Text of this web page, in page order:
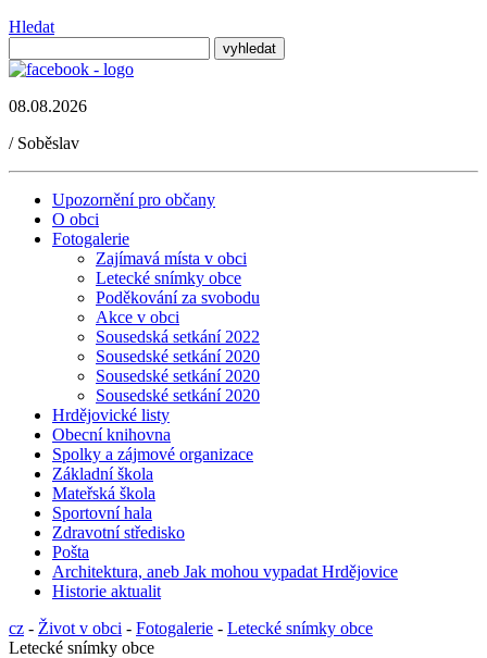
Hledat
08.08.2026
/Soběslav
Upozornění pro občany
O obci
Fotogalerie
Zajímavá místa v obci
Letecké snímky obce
Poděkování za svobodu
Akce v obci
Sousedská setkání 2022
Sousedské setkání 2020
Sousedské setkání 2020
Sousedské setkání 2020
Hrdějovické listy
Obecní knihovna
Spolky a zájmové organizace
Základní škola
Mateřská škola
Sportovní hala
Zdravotní středisko
Pošta
Architektura, aneb Jak mohou vypadat Hrdějovice
Historie aktualit
cz - Život v obci - Fotogalerie - Letecké snímky obce
Letecké snímky obce